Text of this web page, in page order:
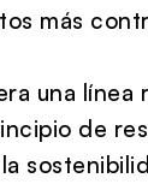
más
una línea
de